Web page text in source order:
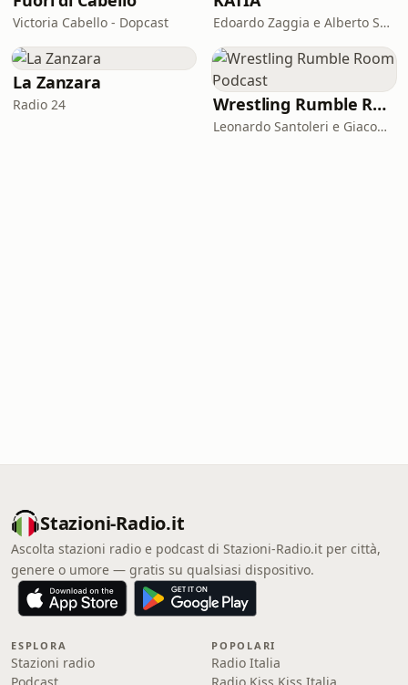
Victoria Cabello - Dopcast Edoardo Zaggia e Alberto Sacco
La Zanzara
Radio 24 Wrestling Rumble Room Podcast
Leonardo Santoleri e Giacomo Toniaccini
Stazioni-Radio.it
Ascolta stazioni radio e podcast di Stazioni-Radio.it per città,
genere o umore — gratis su qualsiasi dispositivo.
ESPLORA
Stazioni radio
POPOLARI
Radio Italia